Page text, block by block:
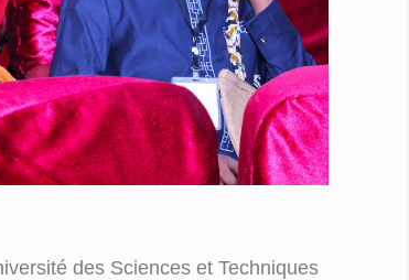
des Sciences et Techniques